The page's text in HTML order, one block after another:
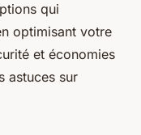
qui
optimisant votre
et économies
astuces sur